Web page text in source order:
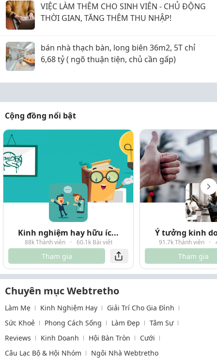
VIỆC LÀM THÊM CHO SINH VIÊN - CHỦ ĐỘNG
THỜI GIAN, TĂNG THÊM THU NHẬP!
bán nhà thạch bàn, long biên 36m2, 5T chỉ
6,68 tỷ ( ngõ thuận tiện, chủ cần gấp)
Cộng đồng nổi bật
Kinh nghiệm hay hữu íc...
88k Thành viên · 60.1k Bài viết
Tham gia
Ý tưởng kinh
91.7k Thành viên ·
Tham gia
Chuyên mục Webtretho
Làm Mẹ Kinh Nghiệm Hay
Giải Trí Cho Gia Đình
Sức Khoẻ
Phong Cách Sống Làm Đẹp
Tâm Sự
Reviews
Kinh Doanh Hội Bàn Tròn
Cưới
Câu Lạc Bộ & Hội Nhóm
Ngôi Nhà Webtretho